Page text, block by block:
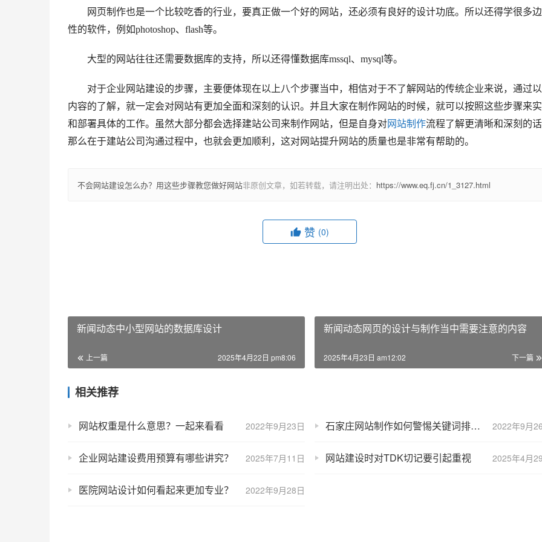
网页制作也是一个比较吃香的行业，要真正做一个好的网站，还必须有良好的设计功底。所以还得学很多
性的软件，例如photoshop、flash等。
大型的网站往往还需要数据库的支持，所以还得懂数据库mssql、mysql等。
对于企业网站建设的步骤，主要便体现在以上八个步骤当中，相信对于不了解网站的传统企业来说，通过
内容的了解，就一定会对网站有更加全面和深刻的认识。并且大家在制作网站的时候，就可以按照这些步骤来
和部署具体的工作。虽然大部分都会选择建站公司来制作网站，但是自身对网站制作流程了解更清晰和深刻的话
那么在于建站公司沟通过程中，也就会更加顺利，这对网站提升网站的质量也是非常有帮助的。
不会网站建设怎么办？用这些步骤教您做好网站非原创文章，如若转载，请注明出处： https://www.eq.fj.cn/1_3127.html
赞 (0)
新闻动态中小型网站的数据库设计
上一篇 2025年4月22日 pm8:06
新闻动态网页的设计与制作当中需要注意的内容
下一篇
2025年4月23日 am12:02
相关推荐
2022年9月23日
网站权重是什么意思？一起来看看 2022年9月
石家庄网站制作如何警惕关键词排名突然下降呢？
2025年7月11日
企业网站建设费用预算有哪些讲究？ 2025年4月
网站建设时对TDK切记要引起重视
2022年9月28日
医院网站设计如何看起来更加专业？